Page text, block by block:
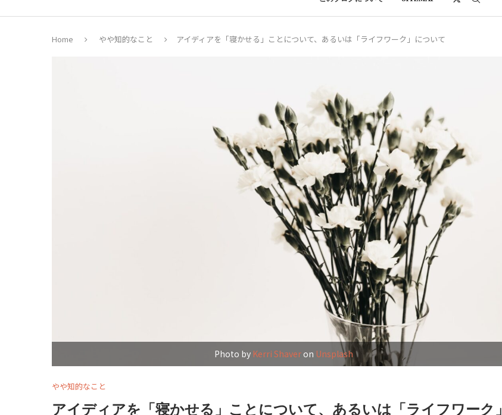
Home やや知的なこと アイディアを「寝かせる」ことについて、あるいは「ライフワーク」について
Photo by Kerri Shaveron Unsplash
やや知的なこと
アイディアを「寝かせる」ことについて、あるいは「ライフワーク」